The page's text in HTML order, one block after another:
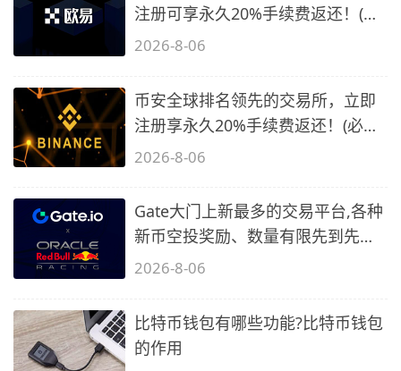
注册可享永久20%手续费返还！(必
备1)
2026-8-06
币安全球排名领先的交易所，立即
注册享永久20%手续费返还！(必备
2)
2026-8-06
Gate大门上新最多的交易平台,各种
新币空投奖励、数量有限先到先
得…
2026-8-06
比特币钱包有哪些功能?比特币钱包
的作用